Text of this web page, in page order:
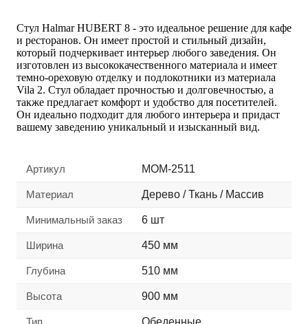
Стул Halmar HUBERT 8 - это идеальное решение для кафе
и ресторанов. Он имеет простой и стильный дизайн,
который подчеркивает интерьер любого заведения. Он
изготовлен из высококачественного материала и имеет
темно-ореховую отделку и подлокотники из материала
Vila 2. Стул обладает прочностью и долговечностью, а
также предлагает комфорт и удобство для посетителей.
Он идеально подходит для любого интерьера и придаст
вашему заведению уникальный и изысканный вид.
Артикул MOM-2511
Материал Дерево / Ткань / Массив
Минимальный заказ 6 шт
Ширина 450 мм
Глубина 510 мм
Высота 900 мм
Тип Обеденные